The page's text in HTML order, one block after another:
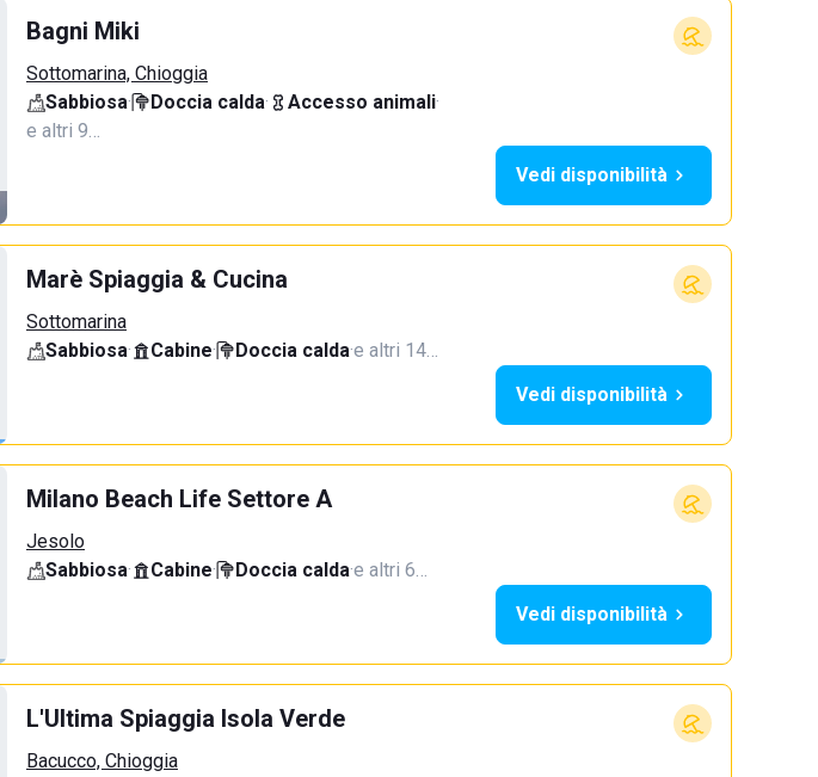
Bagni Miki
Sottomarina, Chioggia
Sabbiosa· Doccia calda· Accesso animali·
e altri 9…
Vedi disponibilità
Marè Spiaggia & Cucina
Sottomarina
Sabbiosa· Cabine· Doccia calda·e altri 14…
Vedi disponibilità
Milano Beach Life Settore A
Jesolo
Sabbiosa· Cabine· Doccia calda·e altri 6…
Vedi disponibilità
L'Ultima Spiaggia Isola Verde
Bacucco, Chioggia